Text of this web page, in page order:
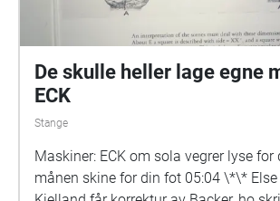
De skulle heller lage egne
ECK
Stange
Maskiner: ECK om sola vegrer lyse for
månen skine for din fot 05:04 \*\*